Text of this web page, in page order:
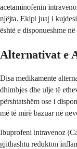
acetaminofenin
njëjta. Ekipi juaj i
është e disponueshme
Alternativat e
Disa medikamente
dhimbjes dhe ulje të
përshtatshëm ose i
më të mirë bazuar në
Ibuprofeni intravenoz
gjithashtu redukton